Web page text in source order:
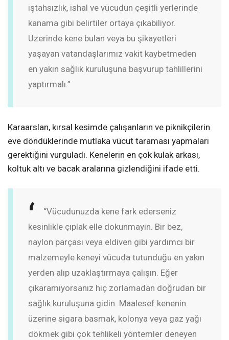
iştahsızlık, ishal ve vücudun çeşitli yerlerinde
kanama gibi belirtiler ortaya çıkabiliyor.
Üzerinde kene bulan veya bu şikayetleri
yaşayan vatandaşlarımız vakit kaybetmeden
en yakın sağlık kuruluşuna başvurup tahlillerini
yaptırmalı.”
Karaarslan, kırsal kesimde çalışanların ve piknikçilerin
eve döndüklerinde mutlaka vücut taraması yapmaları
gerektiğini vurguladı. Kenelerin en çok kulak arkası,
koltuk altı ve bacak aralarına gizlendiğini ifade etti.
“Vücudunuzda kene fark ederseniz
kesinlikle çıplak elle dokunmayın. Bir bez,
naylon parçası veya eldiven gibi yardımcı bir
malzemeyle keneyi vücuda tutunduğu en yakın
yerden alıp uzaklaştırmaya çalışın. Eğer
çıkaramıyorsanız hiç zorlamadan doğrudan bir
sağlık kuruluşuna gidin. Maalesef kenenin
üzerine sigara basmak, kolonya veya gaz yağı
dökmek gibi çok tehlikeli yöntemler deneyen